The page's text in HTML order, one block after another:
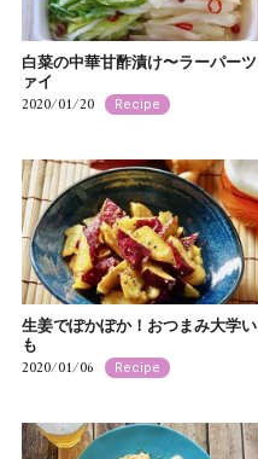
白菜の中華甘酢漬け〜ラーパーツ
ァイ
2020/01/20 Recipe
生姜でぽかぽか！おつまみ大学い
も
2020/01/06 Recipe